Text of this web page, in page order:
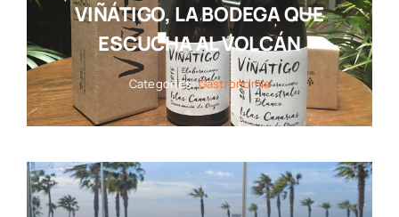
VIÑÁTIGO, LA BODEGA QUE
ESCUCHA AL VOLCÁN
Categories:Gastronomía